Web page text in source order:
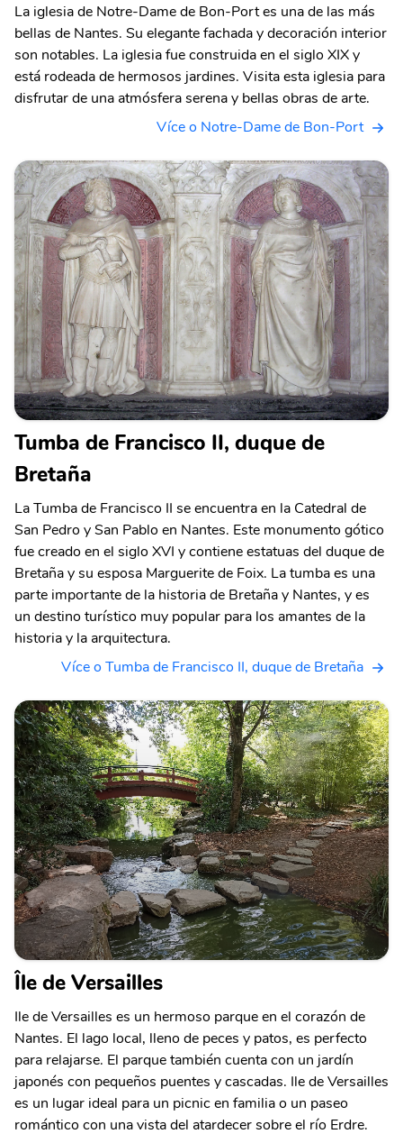
La iglesia de Notre-Dame de Bon-Port es una de las más
bellas de Nantes. Su elegante fachada y decoración interior
son notables. La iglesia fue construida en el siglo XIX y
está rodeada de hermosos jardines. Visita esta iglesia para
disfrutar de una atmósfera serena y bellas obras de arte.
Více o Notre-Dame de Bon-Port
Tumba de Francisco II, duque de
Bretaña
La Tumba de Francisco II se encuentra en la Catedral de
San Pedro y San Pablo en Nantes. Este monumento gótico
fue creado en el siglo XVI y contiene estatuas del duque de
Bretaña y su esposa Marguerite de Foix. La tumba es una
parte importante de la historia de Bretaña y Nantes, y es
un destino turístico muy popular para los amantes de la
historia y la arquitectura.
Více o Tumba de Francisco II, duque de Bretaña
Île de Versailles
Ile de Versailles es un hermoso parque en el corazón de
Nantes. El lago local, lleno de peces y patos, es perfecto
para relajarse. El parque también cuenta con un jardín
japonés con pequeños puentes y cascadas. Ile de Versailles
es un lugar ideal para un picnic en familia o un paseo
romántico con una vista del atardecer sobre el río Erdre.